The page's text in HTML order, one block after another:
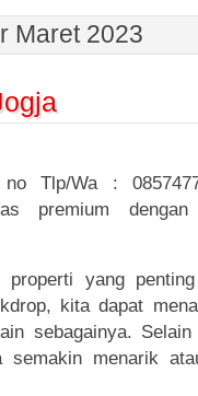
Maret 2023
Tlp/Wa :
premium
properti yang
kita dapat
sebagainya.
semakin menarik